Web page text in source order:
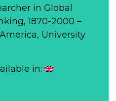
in Global
1870-2000 –
University
in: